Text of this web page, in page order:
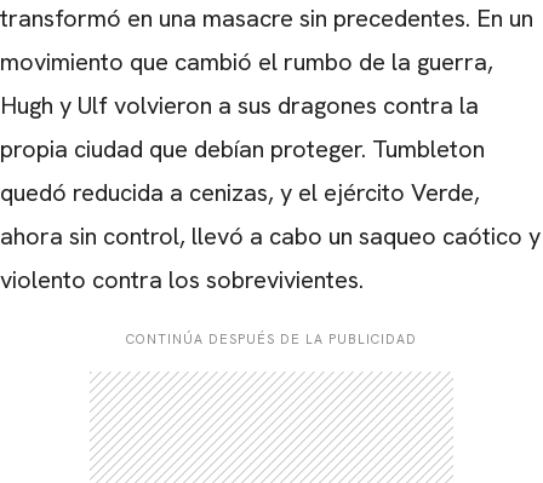
transformó en una masacre sin precedentes. En un
movimiento que cambió el rumbo de la guerra,
Hugh y Ulf volvieron a sus dragones contra la
propia ciudad que debían proteger. Tumbleton
quedó reducida a cenizas, y el ejército Verde,
ahora sin control, llevó a cabo un saqueo caótico y
violento contra los sobrevivientes.
CONTINÚA DESPUÉS DE LA PUBLICIDAD